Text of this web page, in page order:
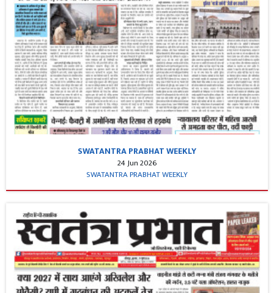
SWATANTRA PRABHAT WEEKLY
24 Jun 2026
SWATANTRA PRABHAT WEEKLY